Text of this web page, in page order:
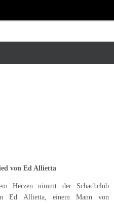
von Ed Allietta
Herzen nimmt der Schachclub
Ed Allietta, einem Mann von